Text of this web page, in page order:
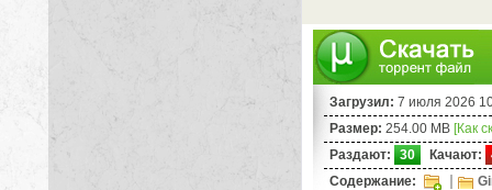
Загрузил: 7 июля 2026
Размер: 254.00 MB [Как
Раздают:
30 Качают:
Содержание: